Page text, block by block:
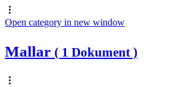
Open category in new window
Mallar ( 1 Dokument )